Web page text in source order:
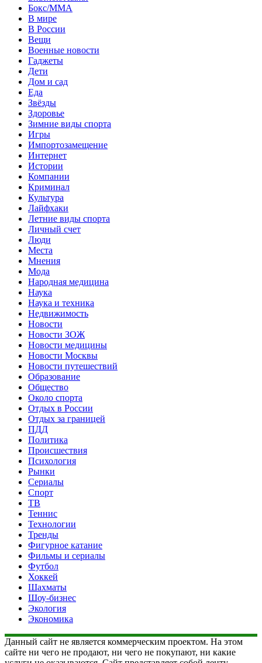
Бокс/MMA
В мире
В России
Вещи
Военные новости
Гаджеты
Дети
Дом и сад
Еда
Звёзды
Здоровье
Зимние виды спорта
Игры
Импортозамещение
Интернет
Истории
Компании
Криминал
Культура
Лайфхаки
Летние виды спорта
Личный счет
Люди
Места
Мнения
Мода
Народная медицина
Наука
Наука и техника
Недвижимость
Новости
Новости ЗОЖ
Новости медицины
Новости Москвы
Новости путешествий
Образование
Общество
Около спорта
Отдых в России
Отдых за границей
ПДД
Политика
Происшествия
Психология
Рынки
Сериалы
Спорт
ТВ
Теннис
Технологии
Тренды
Фигурное катание
Фильмы и сериалы
Футбол
Хоккей
Шахматы
Шоу-бизнес
Экология
Экономика
Данный сайт не является коммерческим проектом. На этом
сайте ни чего не продают, ни чего не покупают, ни какие